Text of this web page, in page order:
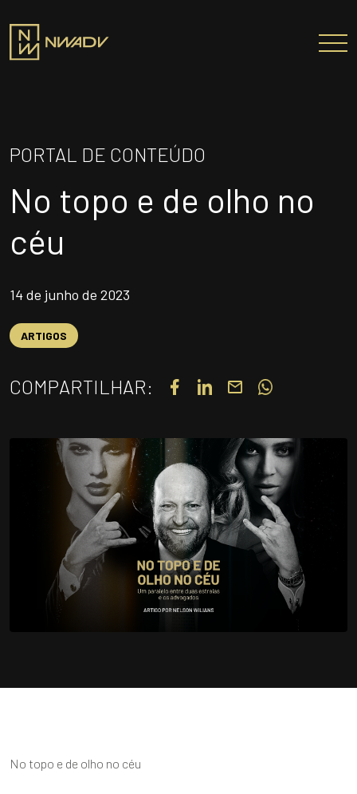
Entregas e Soluções
Pensamento Inovador
Prêmios/Reconhecimentos
PROFISSIONAIS
ATUAÇÃO INTERNACIONAL
PRIVACIDADE
Siga-nos
Alto contraste
PORTAL DE CONTEÚDO
No topo e de olho no
céu
14 de junho de 2023
ARTIGOS
COMPARTILHAR:
No topo e de olho no céu